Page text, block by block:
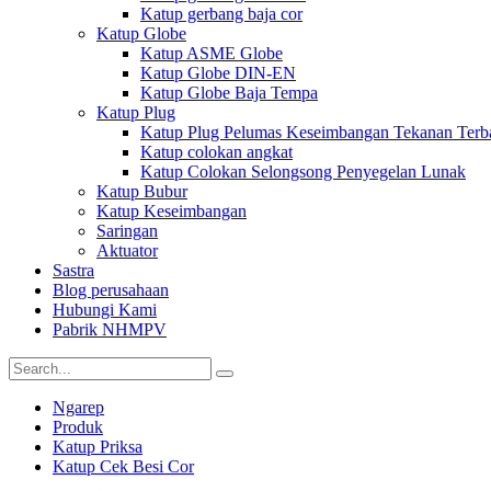
Katup gerbang baja cor
Katup Globe
Katup ASME Globe
Katup Globe DIN-EN
Katup Globe Baja Tempa
Katup Plug
Katup Plug Pelumas Keseimbangan Tekanan
Katup colokan angkat
Katup Colokan Selongsong Penyegelan Lunak
Katup Bubur
Katup Keseimbangan
Saringan
Aktuator
Sastra
Blog perusahaan
Hubungi Kami
Pabrik NHMPV
Ngarep
Produk
Katup Priksa
Katup Cek Besi Cor